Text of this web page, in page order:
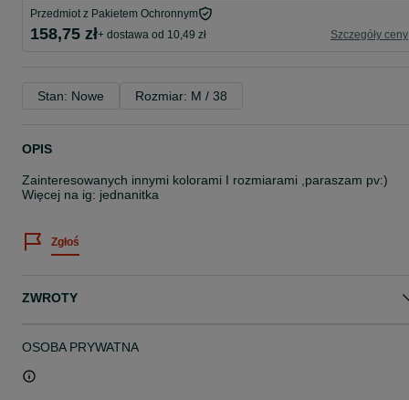
Przedmiot z Pakietem Ochronnym
158,75 zł+ dostawa od 10,49 zł Szczegóły ceny
Stan: Nowe Rozmiar: M / 38
OPIS
Zainteresowanych innymi kolorami I rozmiarami ,paraszam pv:)
Więcej na ig: jednanitka
Zgłoś
ZWROTY
OSOBA PRYWATNA